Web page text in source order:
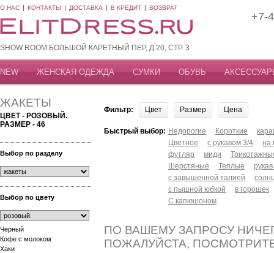
О НАС КОНТАКТЫ ДОСТАВКА В КРЕДИТ ВОЗВРАТ
SHOW ROOM БОЛЬШОЙ КАРЕТНЫЙ ПЕР, Д 20, СТР. 3
+7-
NEW ЖЕНСКАЯ ОДЕЖДА СУМКИ ОБУВЬ
ЖАКЕТЫ
ЦВЕТ - РОЗОВЫЙ.
РАЗМЕР - 46
Выбор по разделу
Выбор по цвету
Черный
Кофе с молоком
Хаки
Фильтр: Цвет Размер Цена
Быстрый выбор: Недорогие Короткие
Цветное
с рукавом 3/4
на
футляр
миди
Шерстяные
Теплые
с завышенной талией
с пышной юбкой
в горошек
С капюшоном
ПО ВАШЕМУ ЗАПРОСУ
ПОЖАЛУЙСТА,